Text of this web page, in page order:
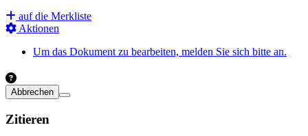
auf die Merkliste
Aktionen
Um das Dokument zu bearbeiten, melden Sie sich bitte an.
Abbrechen
Zitieren